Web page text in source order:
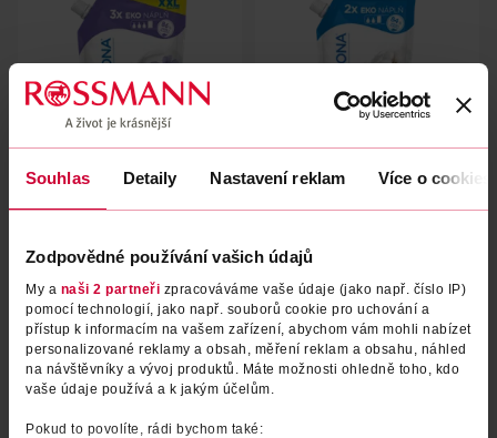
Souhlas Detaily Nastavení reklam Více o cookies
Zodpovědné používání vašich údajů
My a naši 2 partneři zpracováváme vaše údaje (jako např. číslo IP)
pomocí technologií, jako např. souborů cookie pro uchování a
přístup k informacím na vašem zařízení, abychom vám mohli nabízet
personalizované reklamy a obsah, měření reklam a obsahu, náhled
na návštěvníky a vývoj produktů. Máte možnosti ohledně toho, kdo
vaše údaje používá a k jakým účelům.
Pokud to povolíte, rádi bychom také:
Tekuté mýdlo Lněné semínko
119 Kč
DO KOŠÍKU
Obj. č.: 1299090
Tekuté mýdlo Original
79.90 Kč
DO KOŠÍKU
Obj. č.: 1274448